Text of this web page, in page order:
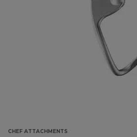
CHEF ATTACHMENTS